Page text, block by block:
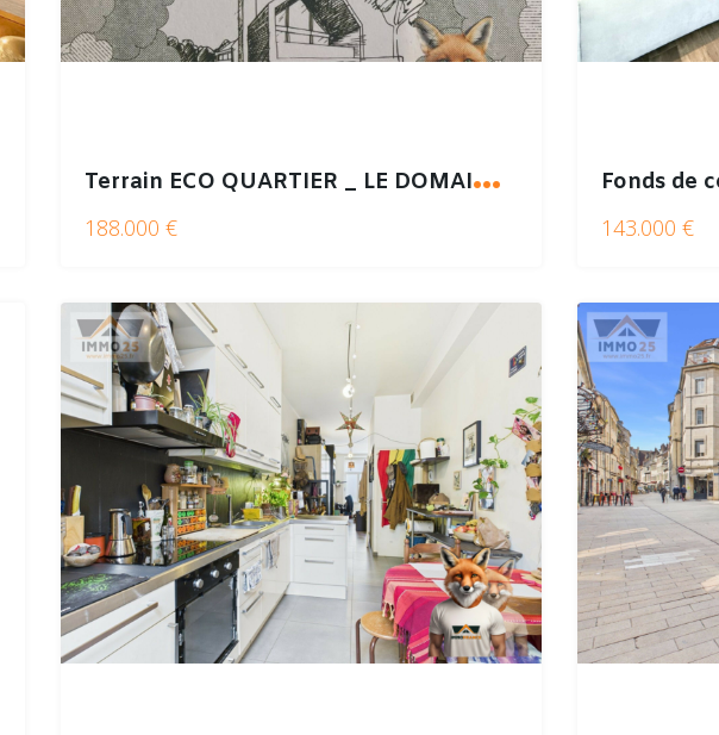
T
errain ECO QUARTIER _ LE DOMAINE DES SOEURS
188.000 €
Fonds de
143.000 €